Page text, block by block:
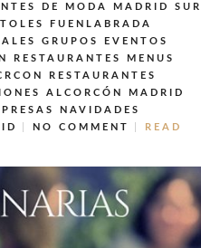
DE MODA MADRID SUR
FUENLABRADA
GRUPOS EVENTOS
RESTAURANTES MENUS
RESTAURANTES
ALCORCÓN MADRID
NAVIDADES
NO COMMENT
READ